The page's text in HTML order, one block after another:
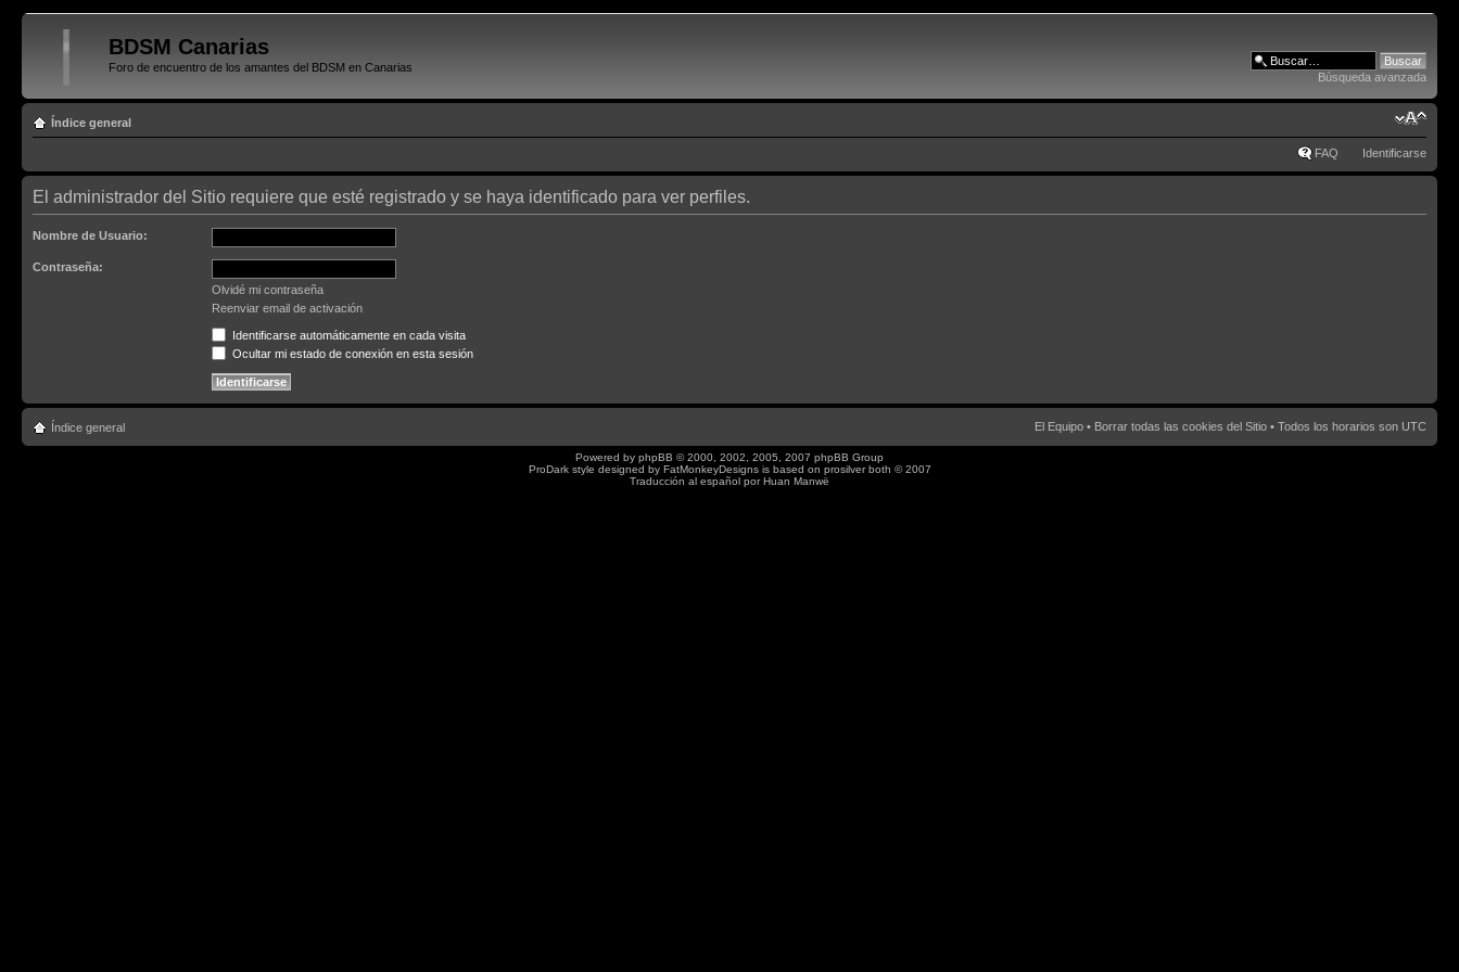
BDSM Canarias
Foro de encuentro de los amantes del BDSM en Canarias
Búsqueda avanzada
Índice general
FAQ Identificarse
El administrador del Sitio requiere que esté registrado y se haya identificado para ver perfiles.
Nombre de Usuario:
Contraseña:
Olvidé mi contraseña
Reenviar email de activación
Identificarse automáticamente en cada visita
Ocultar mi estado de conexión en esta sesión
Índice general El Equipo • Borrar todas las cookies del Sitio • Todos los horarios son UTC
Powered by phpBB © 2000, 2002, 2005, 2007 phpBB Group
ProDark style designed by FatMonkeyDesignsis based on prosilverboth © 2007
Traducción al español porHuan Manwë